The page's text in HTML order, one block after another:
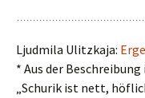
Ljudmila Ulitzkaja:
* Aus der
„Schurik ist nett,